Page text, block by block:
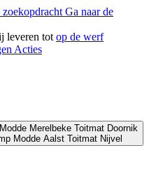
zoekopdracht Ga naar de
leveren tot op de werf
Acties
Modde Merelbeke Toitmat Doornik
Modde Aalst Toitmat Nijvel